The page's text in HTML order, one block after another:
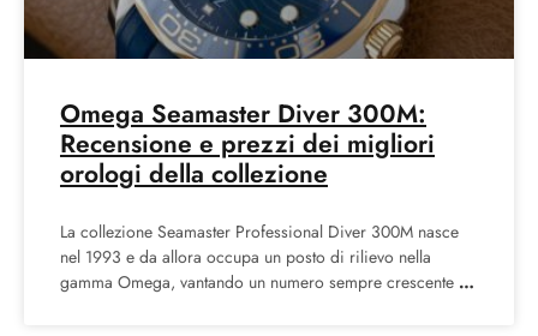
Omega Seamaster Diver 300M:
Recensione e prezzi dei migliori
orologi della collezione
La collezione Seamaster Professional Diver 300M nasce
nel 1993 e da allora occupa un posto di rilievo nella
gamma Omega, vantando un numero sempre crescente